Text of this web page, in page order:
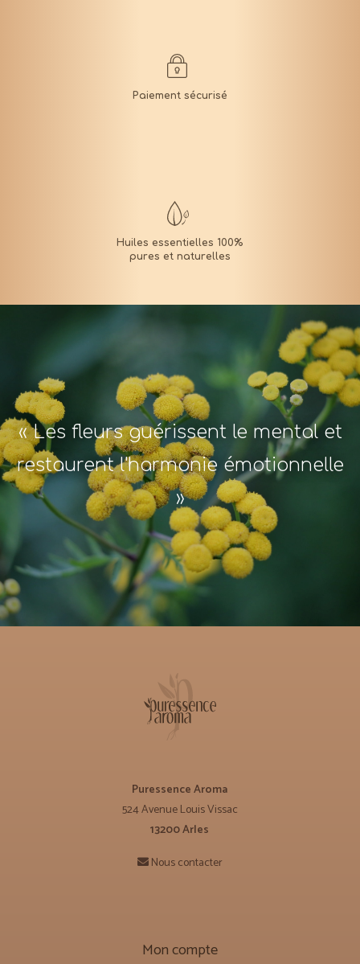
« Les fleurs guérissent le mental et
restaurent l'harmonie émotionnelle
»
Puressence Aroma
524 Avenue Louis Vissac
13200 Arles
Nous contacter
Mon compte